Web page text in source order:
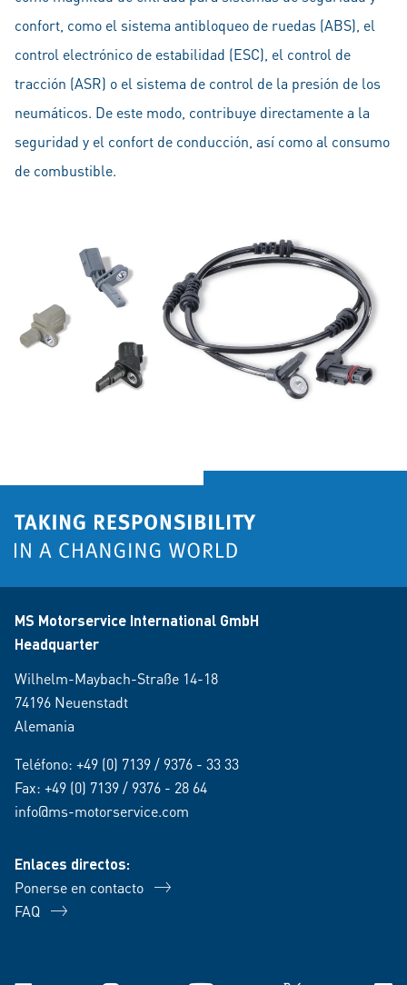
confort, como el sistema antibloqueo de ruedas (ABS), el
control electrónico de estabilidad (ESC), el control de
tracción (ASR) o el sistema de control de la presión de los
neumáticos. De este modo, contribuye directamente a la
seguridad y el confort de conducción, así como al consumo
de combustible.
MS Motorservice International GmbH
Headquarter
Wilhelm-Maybach-Straße 14-18
74196 Neuenstadt
Alemania
Teléfono: +49 (0) 7139 / 9376 - 33 33
Fax: +49 (0) 7139 / 9376 - 28 64
info@ms-motorservice.com
Enlaces directos:
Ponerse en contacto
FAQ